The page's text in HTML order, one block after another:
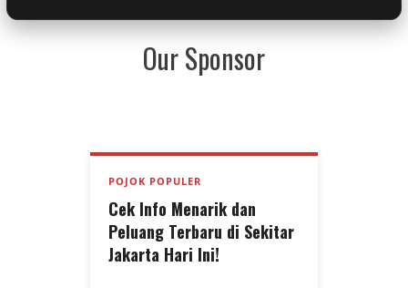
Our Sponsor
POJOK POPULER
Cek Info Menarik dan
Peluang Terbaru di Sekitar
Jakarta Hari Ini!